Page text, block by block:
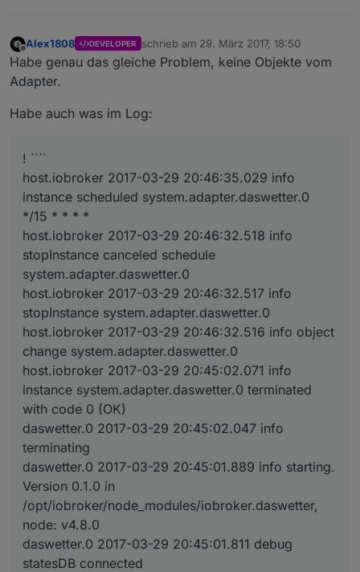
Offline
Alex1808 DEVELOPER schrieb am 29. März 2017, 18:50
zuletzt editiert von
Habe genau das gleiche Problem, keine Objekte vom
Adapter.
Habe auch was im Log:
! ````
host.iobroker 2017-03-29 20:46:35.029 info
instance scheduled system.adapter.daswetter.0
*/15 * * * *
host.iobroker 2017-03-29 20:46:32.518 info
stopInstance canceled schedule
system.adapter.daswetter.0
host.iobroker 2017-03-29 20:46:32.517 info
stopInstance system.adapter.daswetter.0
host.iobroker 2017-03-29 20:46:32.516 info object
change system.adapter.daswetter.0
host.iobroker 2017-03-29 20:45:02.071 info
instance system.adapter.daswetter.0 terminated
with code 0 (OK)
daswetter.0 2017-03-29 20:45:02.047 info
terminating
daswetter.0 2017-03-29 20:45:01.889 info starting.
Version 0.1.0 in
/opt/iobroker/node_modules/iobroker.daswetter,
node: v4.8.0
daswetter.0 2017-03-29 20:45:01.811 debug
statesDB connected